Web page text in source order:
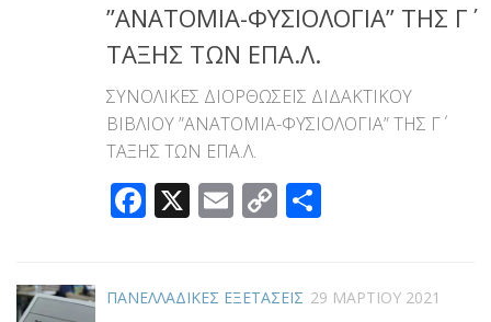
”ΑΝΑΤΟΜΙΑ-ΦΥΣΙΟΛΟΓΙΑ” ΤΗΣ Γ΄
ΤΑΞΗΣ ΤΩΝ ΕΠΑ.Λ.
ΣΥΝΟΛΙΚΕΣ ΔΙΟΡΘΩΣΕΙΣ ΔΙΔΑΚΤΙΚΟΥ
ΒΙΒΛΙΟΥ ”ΑΝΑΤΟΜΙΑ-ΦΥΣΙΟΛΟΓΙΑ” ΤΗΣ Γ΄
ΤΑΞΗΣ ΤΩΝ ΕΠΑ.Λ.
Facebook
X Email
Copy
ΠΑΝΕΛΛΑΔΙΚΕΣ ΕΞΕΤΑΣΕΙΣ 29 ΜΑΡΤΊΟΥ 2021